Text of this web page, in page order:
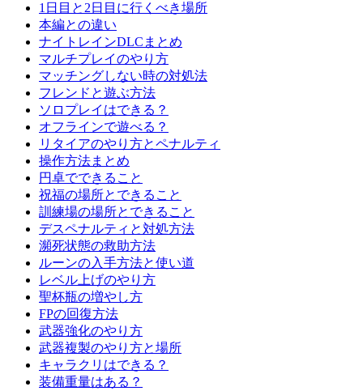
1日目と2日目に行くべき場所
本編との違い
ナイトレインDLCまとめ
マルチプレイのやり方
マッチングしない時の対処法
フレンドと遊ぶ方法
ソロプレイはできる？
オフラインで遊べる？
リタイアのやり方とペナルティ
操作方法まとめ
円卓でできること
祝福の場所とできること
訓練場の場所とできること
デスペナルティと対処方法
瀕死状態の救助方法
ルーンの入手方法と使い道
レベル上げのやり方
聖杯瓶の増やし方
FPの回復方法
武器強化のやり方
武器複製のやり方と場所
キャラクリはできる？
装備重量はある？